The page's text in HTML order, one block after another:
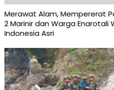
Merawat Alam, Mempererat
2 Marinir dan Warga Enarotali
Indonesia Asri